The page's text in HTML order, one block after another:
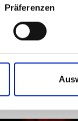
Präferenzen